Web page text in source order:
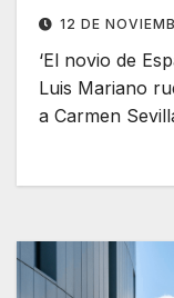
12 DE
‘El novio de
Luis Mariano
a Carmen